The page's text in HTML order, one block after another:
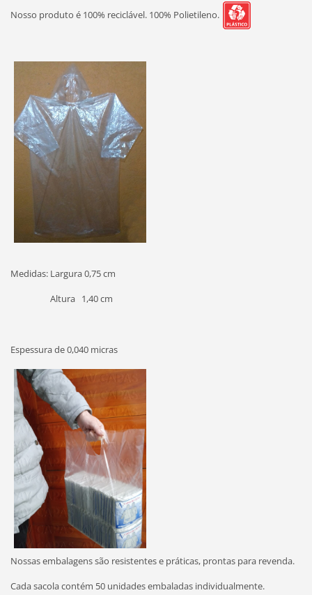
Nosso produto é 100% reciclável. 100% Polietileno.
Medidas: Largura 0,75 cm
Altura 1,40 cm
Espessura de 0,040 micras
Nossas embalagens são resistentes e práticas, prontas para revenda.
Cada sacola contém 50 unidades embaladas individualmente.